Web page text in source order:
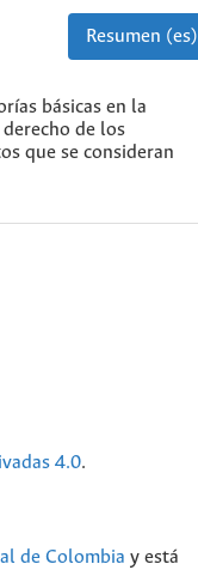
Resumen (es)
básicas en la
de los
que se consideran
4.0.
de Colombia y está